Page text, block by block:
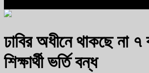
ঢাবির অধীনে থাকছে না
শিক্ষার্থী ভর্তি বন্ধ